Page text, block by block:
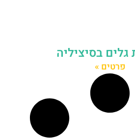
גלים בסיציליה
פרטים »